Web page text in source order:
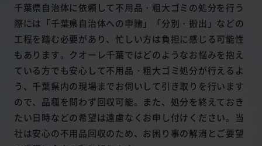
千葉県自治体に依頼して不用品・粗大ゴミの処分を行う
際には「千葉県自治体への申請」「分別・搬出」などの
工程を踏む必要があり、忙しい方は負担に感じる可能性
もあります。クオーレ千葉ではどのようなお悩みを抱え
ている方でも安心して不用品・粗大ゴミ処分が行えるよ
う、千葉県内の現場までお伺いして引き取りを行います
ので、品種を問わず回収可能。また、処分を終えておき
たい日時などの希望は遠慮なくお申し付けください。当
社は安心の不用品回収のため、お困り事の解消とご要望